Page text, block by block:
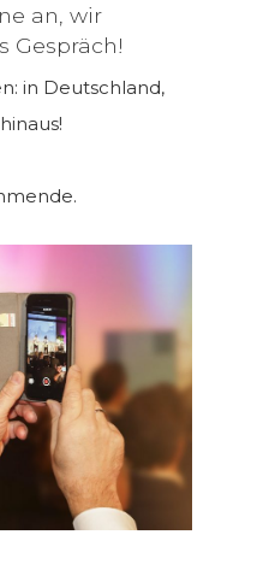
an, wir
Gespräch!
in Deutschland,